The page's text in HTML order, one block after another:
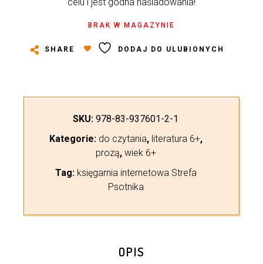
BRAK W MAGAZYNIE
SHARE DODAJ DO ULUBIONYCH
SKU: 978-83-937601-2-1
Kategorie: do czytania, literatura 6+,
prozą, wiek 6+
Tag: księgarnia internetowa Strefa
Psotnika
OPIS